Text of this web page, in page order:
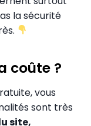
la sécurité
coûte ?
vous
sont très
site,